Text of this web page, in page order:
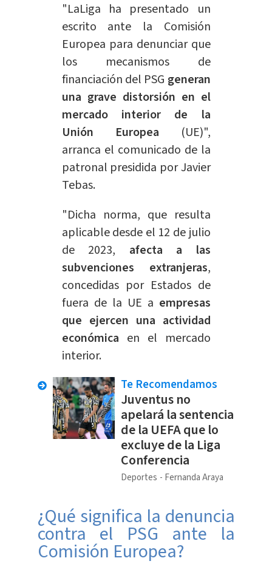
"LaLiga ha presentado un
escrito ante la Comisión
Europea para denunciar que
los mecanismos de
financiación del PSG generan
una grave distorsión en el
mercado interior de la
Unión Europea (UE)",
arranca el comunicado de la
patronal presidida por Javier
Tebas.
"Dicha norma, que resulta
aplicable desde el 12 de julio
de 2023, afecta a las
subvenciones extranjeras,
concedidas por Estados de
fuera de la UE a empresas
que ejercen una actividad
económica en el mercado
interior.
Te Recomendamos
Juventus no
apelará la sentencia
de la UEFA que lo
excluye de la Liga
Conferencia
Deportes Fernanda Araya
¿Qué significa la denuncia
contra el PSG ante la
Comisión Europea?